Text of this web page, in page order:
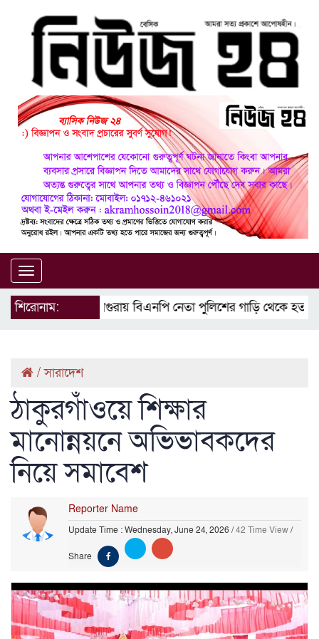
Toggle
navigation
শিরোনাম:
মাগুরায় বিএনপি নেতা পুলিশের গাড়ি থেকে হত্যা
/সারাদেশ
ঠাকুরগাঁওয়ে শিক্ষার
মানোন্নয়নে অভিভাবকদের
নিয়ে সমাবেশ
Reporter Name
Update Time : Wednesday, June 24, 2026 /42 Time View/
Share